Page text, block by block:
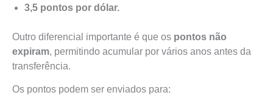
3,5 pontos por dólar.
Outro diferencial importante é que os pontos não
expiram, permitindo acumular por vários anos antes da
transferência.
Os pontos podem ser enviados para: